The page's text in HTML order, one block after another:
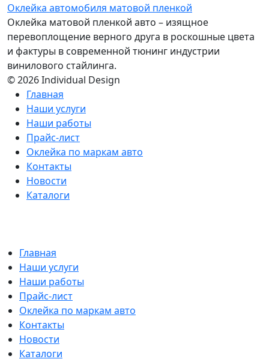
Оклейка автомобиля матовой пленкой
Оклейка матовой пленкой авто – изящное
перевоплощение верного друга в роскошные цвета
и фактуры в современной тюнинг индустрии
винилового стайлинга.
© 2026 Individual Design
Главная
Наши услуги
Наши работы
Прайс-лист
Оклейка по маркам авто
Контакты
Новости
Каталоги
Главная
Наши услуги
Наши работы
Прайс-лист
Оклейка по маркам авто
Контакты
Новости
Каталоги